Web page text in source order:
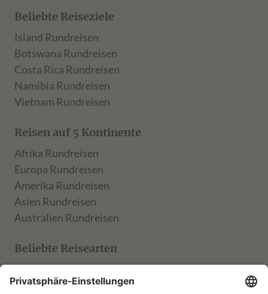
Beliebte Reiseziele
Island Rundreisen
Botswana Rundreisen
Costa Rica Rundreisen
Namibia Rundreisen
Vietnam Rundreisen
Reisen auf 5 Kontinente
Afrika Rundreisen
Europa Rundreisen
Amerika Rundreisen
Asien Rundreisen
Australien Rundreisen
Beliebte Reisearten
TARUK Klassik
TARUK Entdecker